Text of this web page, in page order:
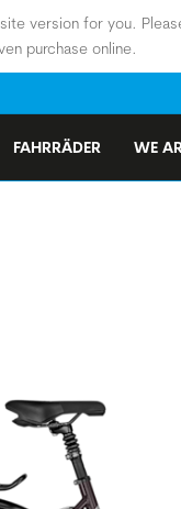
version for you.
purchase online.
FAHRRÄDER WE